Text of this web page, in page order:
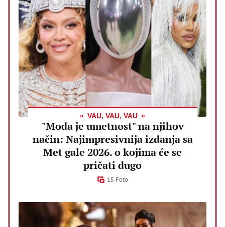
VAU, VAU, VAU
"Moda je umetnost" na njihov
način: Najimpresivnija izdanja sa
Met gale 2026. o kojima će se
pričati dugo
15 Foto